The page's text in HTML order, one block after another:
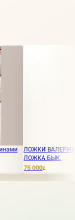
ЛОЖКИ ВАЛЕРИЯ
ЛОЖКА БЫК.
75 000₽